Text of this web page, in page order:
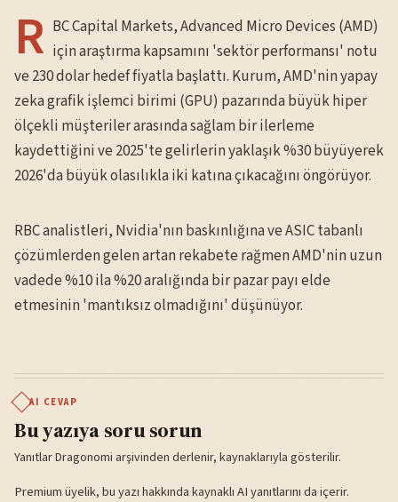
R BC Capital Markets, Advanced Micro Devices (AMD)
için araştırma kapsamını 'sektör performansı' notu
ve 230 dolar hedef fiyatla başlattı. Kurum, AMD'nin yapay
zeka grafik işlemci birimi (GPU) pazarında büyük hiper
ölçekli müşteriler arasında sağlam bir ilerleme
kaydettiğini ve 2025'te gelirlerin yaklaşık %30 büyüyerek
2026'da büyük olasılıkla iki katına çıkacağını öngörüyor.
RBC analistleri, Nvidia'nın baskınlığına ve ASIC tabanlı
çözümlerden gelen artan rekabete rağmen AMD'nin uzun
vadede %10 ila %20 aralığında bir pazar payı elde
etmesinin 'mantıksız olmadığını' düşünüyor.
AI CEVAP
Bu yazıya soru sorun
Yanıtlar Dragonomi arşivinden derlenir, kaynaklarıyla gösterilir.
Premium üyelik, bu yazı hakkında kaynaklı AI yanıtlarını da içerir.